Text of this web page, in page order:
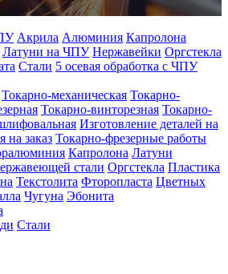
Акрила Алюминия Капролона
Латуни на ЧПУ Нержавейки Оргстекла
Стали 5 осевая обработка с ЧПУ
Токарно-механическая Токарно-
Токарно-винторезная Токарно-
Изготовление деталей на
на заказ Токарно-фрезерные работы
Капролона Латуни
стали Оргстекла Пластика
Текстолита Фторопласта Цветных
Чугуна Эбонита
Стали